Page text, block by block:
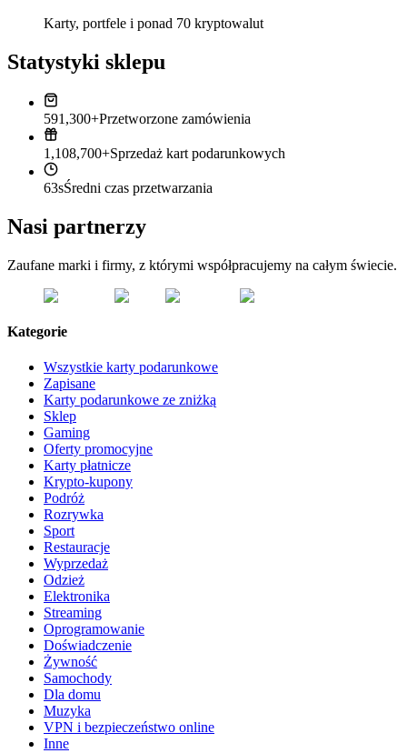
Karty, portfele i ponad 70 kryptowalut
Statystyki sklepu
591,300+Przetworzone zamówienia
1,108,700+Sprzedaż kart podarunkowych
63sŚredni czas przetwarzania
Nasi partnerzy
Zaufane marki i firmy, z którymi współpracujemy na całym świecie.
Kategorie
Wszystkie karty podarunkowe
Zapisane
Karty podarunkowe ze zniżką
Sklep
Gaming
Oferty promocyjne
Karty płatnicze
Krypto-kupony
Podróż
Rozrywka
Sport
Restauracje
Wyprzedaż
Odzież
Elektronika
Streaming
Oprogramowanie
Doświadczenie
Żywność
Samochody
Dla domu
Muzyka
VPN i bezpieczeństwo online
Inne